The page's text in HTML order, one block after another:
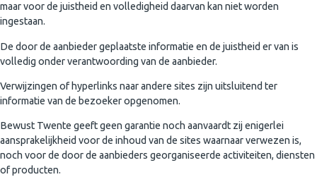
maar voor de juistheid en volledigheid daarvan kan niet worden
ingestaan.
De door de aanbieder geplaatste informatie en de juistheid er van is
volledig onder verantwoording van de aanbieder.
Verwijzingen of hyperlinks naar andere sites zijn uitsluitend ter
informatie van de bezoeker opgenomen.
Bewust Twente geeft geen garantie noch aanvaardt zij enigerlei
aansprakelijkheid voor de inhoud van de sites waarnaar verwezen is,
noch voor de door de aanbieders georganiseerde activiteiten, diensten
of producten.